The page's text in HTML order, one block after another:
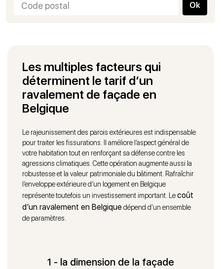
Ok
Les multiples facteurs qui
déterminent le tarif d’un
ravalement de façade en
Belgique
Le rajeunissement des parois extérieures est indispensable
pour traiter les fissurations. Il améliore l’aspect général de
votre habitation tout en renforçant sa défense contre les
agressions climatiques. Cette opération augmente aussi la
robustesse et la valeur patrimoniale du bâtiment. Rafraîchir
l’enveloppe extérieure d’un logement en Belgique
représente toutefois un investissement important. Lecoût
d’un ravalement en Belgique dépend d’un ensemble
de paramètres.
1 - la dimension de la façade